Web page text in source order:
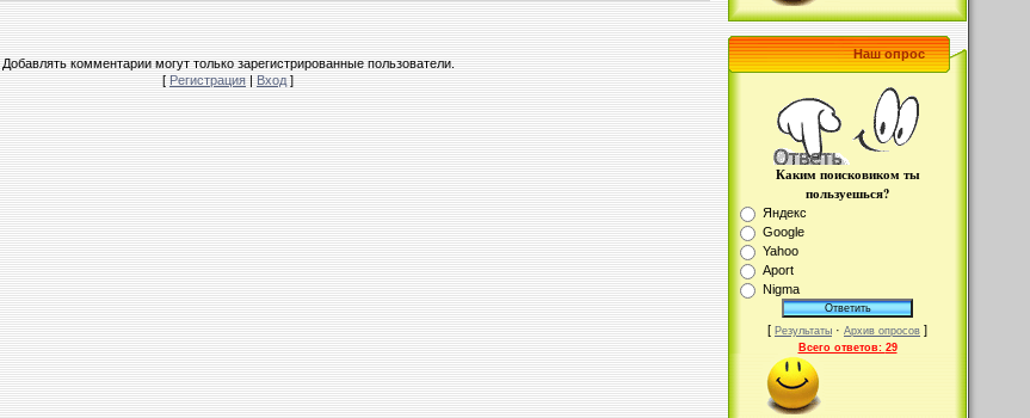
Добавлять комментарии могут только зарегистрированные пользователи.
[Регистрация|Вход]
Наш опрос
Каким поисковиком ты
пользуешься?
Яндекс
Google
Yahoo
Aport
Nigma
[ Результаты · Архив опросов ]
Всего ответов: 29